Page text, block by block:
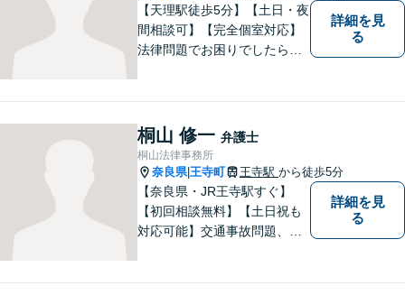
【天理駅徒歩5分】【土日・夜
間相談可】【完全個室対応】
法律問題でお困りでしたらお
いたします。お早めのご相談
が納得のいく解決への第一歩
です。
詳細を見
る
桐山 修一 弁護士
桐山法律事務所
奈良県|王寺町 王寺駅 から徒歩5分
【奈良県・JR王寺駅すぐ】
【初回相談無料】【土日祝も
対応可能】交通事故問題、遺
詳細を見
る